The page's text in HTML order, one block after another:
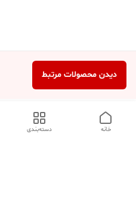
دیدن محصولات مرتبط
دسته‌بندی خانه